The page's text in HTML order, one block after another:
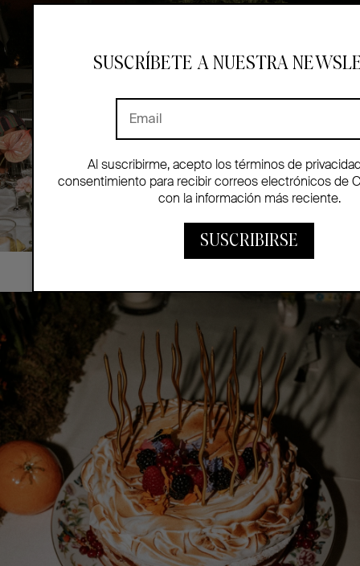
SUSCRÍBETE A NUESTRA
Al suscribirme, acepto los términos de
consentimiento para recibir correos electrónicos de
con la información más reciente.
SUSCRIBIRSE